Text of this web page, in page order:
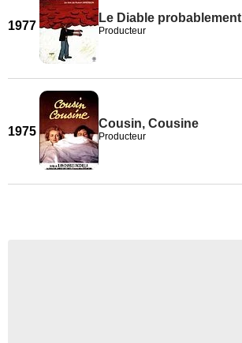
1977
Le Diable probablement
Producteur
1975
Cousin, Cousine
Producteur